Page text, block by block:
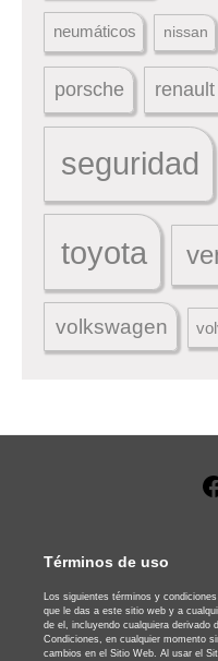
neumáticos nissan
porsche renault
seguridad
toyota
volkswagen
Términos de uso
Los siguientes términos y condiciones
que le das a este sitio web y a
de el, incluyendo cualquiera derivado
Condiciones, en cualquier momento
cambios en el Sitio Web. Al usar el